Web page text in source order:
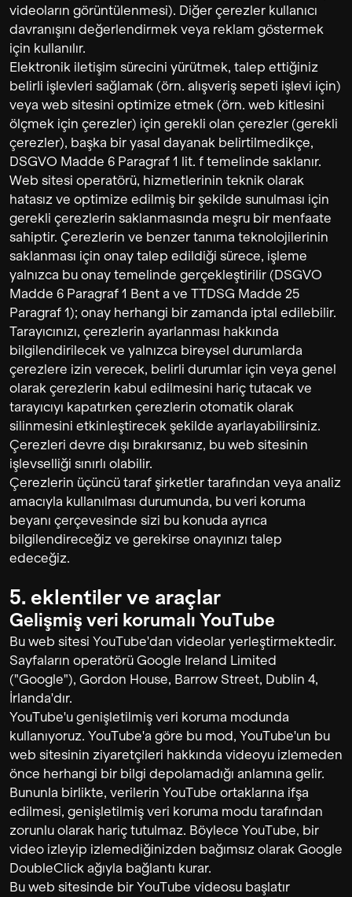
videoların görüntülenmesi). Diğer çerezler kullanıcı
davranışını değerlendirmek veya reklam göstermek
için kullanılır.
Elektronik iletişim sürecini yürütmek, talep ettiğiniz
belirli işlevleri sağlamak (örn. alışveriş sepeti işlevi için)
veya web sitesini optimize etmek (örn. web kitlesini
ölçmek için çerezler) için gerekli olan çerezler (gerekli
çerezler), başka bir yasal dayanak belirtilmedikçe,
DSGVO Madde 6 Paragraf 1 lit. f temelinde saklanır.
Web sitesi operatörü, hizmetlerinin teknik olarak
hatasız ve optimize edilmiş bir şekilde sunulması için
gerekli çerezlerin saklanmasında meşru bir menfaate
sahiptir. Çerezlerin ve benzer tanıma teknolojilerinin
saklanması için onay talep edildiği sürece, işleme
yalnızca bu onay temelinde gerçekleştirilir (DSGVO
Madde 6 Paragraf 1 Bent a ve TTDSG Madde 25
Paragraf 1); onay herhangi bir zamanda iptal edilebilir.
Tarayıcınızı, çerezlerin ayarlanması hakkında
bilgilendirilecek ve yalnızca bireysel durumlarda
çerezlere izin verecek, belirli durumlar için veya genel
olarak çerezlerin kabul edilmesini hariç tutacak ve
tarayıcıyı kapatırken çerezlerin otomatik olarak
silinmesini etkinleştirecek şekilde ayarlayabilirsiniz.
Çerezleri devre dışı bırakırsanız, bu web sitesinin
işlevselliği sınırlı olabilir.
Çerezlerin üçüncü taraf şirketler tarafından veya analiz
amacıyla kullanılması durumunda, bu veri koruma
beyanı çerçevesinde sizi bu konuda ayrıca
bilgilendireceğiz ve gerekirse onayınızı talep
edeceğiz.
5. eklentiler ve araçlar
Gelişmiş veri korumalı YouTube
Bu web sitesi YouTube'dan videolar yerleştirmektedir.
Sayfaların operatörü Google Ireland Limited
("Google"), Gordon House, Barrow Street, Dublin 4,
İrlanda'dır.
YouTube'u genişletilmiş veri koruma modunda
kullanıyoruz. YouTube'a göre bu mod, YouTube'un bu
web sitesinin ziyaretçileri hakkında videoyu izlemeden
önce herhangi bir bilgi depolamadığı anlamına gelir.
Bununla birlikte, verilerin YouTube ortaklarına ifşa
edilmesi, genişletilmiş veri koruma modu tarafından
zorunlu olarak hariç tutulmaz. Böylece YouTube, bir
video izleyip izlemediğinizden bağımsız olarak Google
DoubleClick ağıyla bağlantı kurar.
Bu web sitesinde bir YouTube videosu başlatır